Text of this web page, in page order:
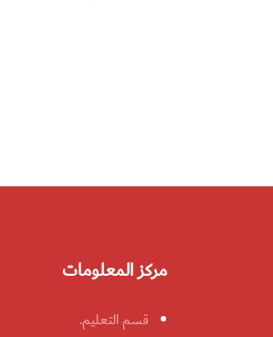
مركز المعلومات
قسم التعليم.